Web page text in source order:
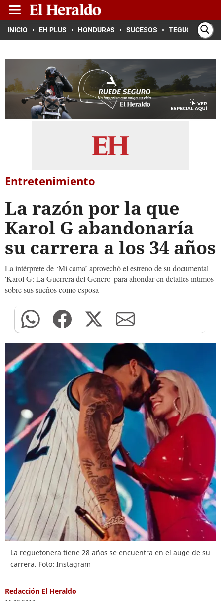
INICIO EH PLUS HONDURAS SUCESOS TEGUCIGALPA
Entretenimiento
La razón por la que
Karol G abandonaría
su carrera a los 34 años
La intérprete de ‘Mi cama’ aprovechó el estreno de su documental
'Karol G: La Guerrera del Género' para ahondar en detalles íntimos
sobre sus sueños como esposa
La reguetonera tiene 28 años se encuentra en el auge de su
carrera. Foto: Instagram
Redacción El Heraldo